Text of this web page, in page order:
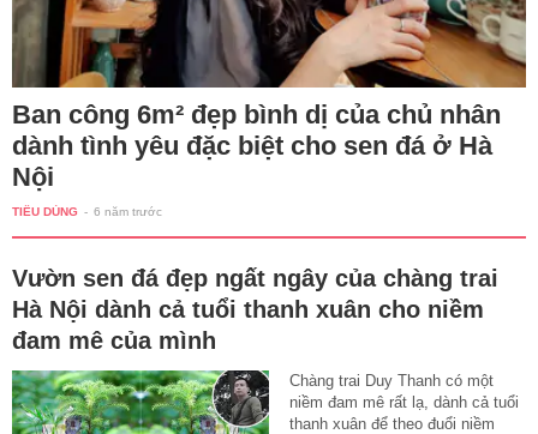
Ban công 6m² đẹp bình dị của chủ nhân
dành tình yêu đặc biệt cho sen đá ở Hà
Nội
TIÊU DÙNG - 6 năm trước
Vườn sen đá đẹp ngất ngây của chàng trai
Hà Nội dành cả tuổi thanh xuân cho niềm
đam mê của mình
Chàng trai Duy Thanh có một
niềm đam mê rất lạ, dành cả tuổi
thanh xuân để theo đuổi niềm